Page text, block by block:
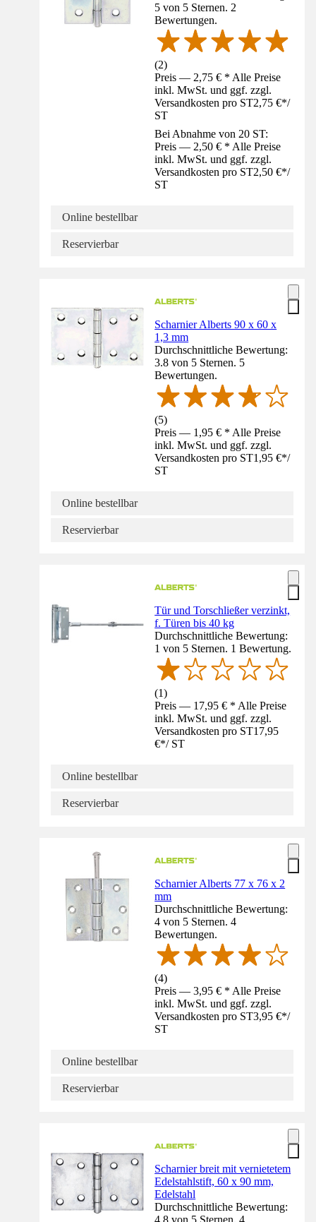
5 von 5 Sternen. 2
Bewertungen.
(2)
Preis — 2,75 € * Alle Preise
inkl. MwSt. und ggf. zzgl.
Versandkosten pro ST2,75 €*/
ST
Bei Abnahme von 20 ST:
Preis — 2,50 € * Alle Preise
inkl. MwSt. und ggf. zzgl.
Versandkosten pro ST2,50 €*/
ST
Online bestellbar
Reservierbar
Scharnier Alberts 90 x 60 x
1,3 mm
Durchschnittliche Bewertung:
3.8 von 5 Sternen. 5
Bewertungen.
(5)
Preis — 1,95 € * Alle Preise
inkl. MwSt. und ggf. zzgl.
Versandkosten pro ST1,95 €*/
ST
Online bestellbar
Reservierbar
Tür und Torschließer verzinkt,
f. Türen bis 40 kg
Durchschnittliche Bewertung:
1 von 5 Sternen. 1 Bewertung.
(1)
Preis — 17,95 € * Alle Preise
inkl. MwSt. und ggf. zzgl.
Versandkosten pro ST17,95
€*/ ST
Online bestellbar
Reservierbar
Scharnier Alberts 77 x 76 x 2
mm
Durchschnittliche Bewertung:
4 von 5 Sternen. 4
Bewertungen.
(4)
Preis — 3,95 € * Alle Preise
inkl. MwSt. und ggf. zzgl.
Versandkosten pro ST3,95 €*/
ST
Online bestellbar
Reservierbar
Scharnier breit mit vernietetem
Edelstahlstift, 60 x 90 mm,
Edelstahl
Durchschnittliche Bewertung: